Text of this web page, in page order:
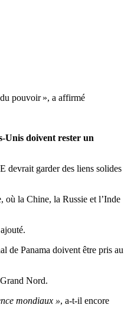
pouvoir », a affirmé
Unis doivent rester un
devrait garder des liens solides
où la Chine, la Russie et l’Inde
de Panama doivent être pris au
Nord.
mondiaux », a-t-il encore